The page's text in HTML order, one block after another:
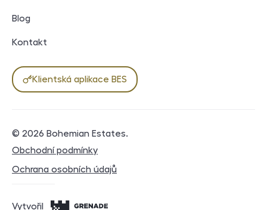
Blog
Kontakt
Klientská aplikace BES
© 2026 Bohemian Estates.
Právní dokumenty
Obchodní podmínky
Ochrana osobních údajů
Vytvořil